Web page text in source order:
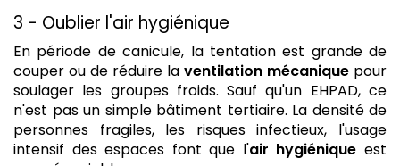
3 - Oublier l'air hygiénique
En période de canicule, la tentation est grande de
couper ou de réduire la ventilation mécanique pour
soulager les groupes froids. Sauf qu'un EHPAD, ce
n'est pas un simple bâtiment tertiaire. La densité de
personnes fragiles, les risques infectieux, l'usage
intensif des espaces font que l'air hygiénique est